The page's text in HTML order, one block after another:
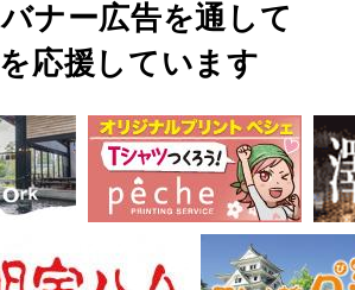
ナー広告を通して
応援しています